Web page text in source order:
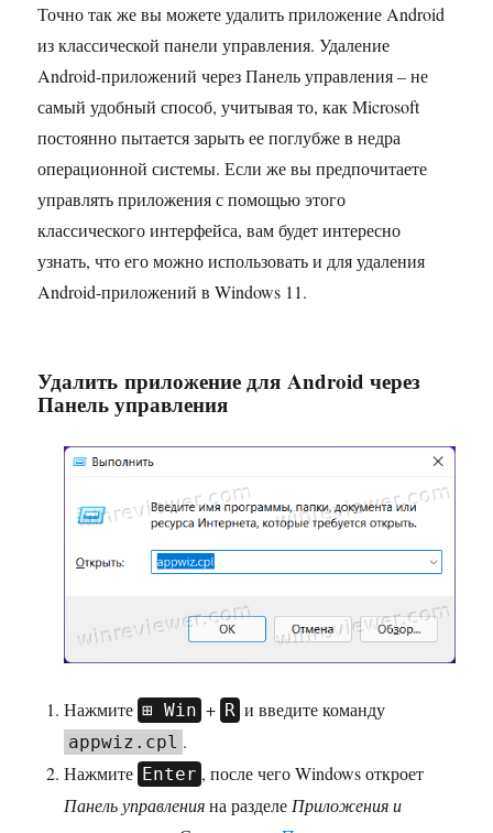
Точно так же вы можете удалить приложение Android
из классической панели управления. Удаление
Android-приложений через Панель управления – не
самый удобный способ, учитывая то, как Microsoft
постоянно пытается зарыть ее поглубже в недра
операционной системы. Если же вы предпочитаете
управлять приложения с помощью этого
классического интерфейса, вам будет интересно
узнать, что его можно использовать и для удаления
Android-приложений в Windows 11.
Удалить приложение для Android через
Панель управления
Нажмите Win + R и введите команду
appwiz.cpl .
Нажмите Enter , после чего Windows откроет
Панель управленияна разделеПриложения и